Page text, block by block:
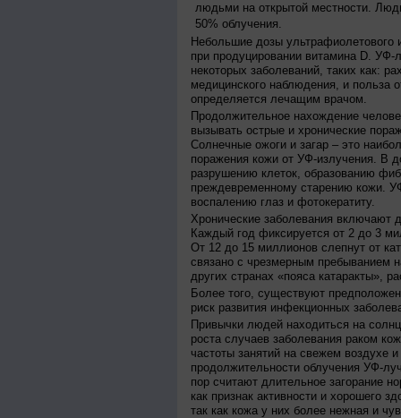
людьми на открытой местности.
50% облучения.
Небольшие дозы ультрафиолетового
при продуцировании витамина D.
некоторых заболеваний, таких как:
медицинского наблюдения, и польза
определяется лечащим врачом.
Продолжительное нахождение
вызывать острые и хронические
Солнечные ожоги и загар – это
поражения кожи от УФ-излучения. В
разрушению клеток, образованию
преждевременному старению кожи.
воспалению глаз и фотокератиту.
Хронические заболевания включают
Каждый год фиксируется от 2 до 3
От 12 до 15 миллионов слепнут от
связано с чрезмерным пребыванием
других странах «пояса катаракты»,
Более того, существуют
риск развития инфекционных
Привычки людей находиться на
роста случаев заболевания раком
частоты занятий на свежем воздухе
продолжительности облучения УФ-
пор считают длительное загорание
как признак активности и хорошего
так как кожа у них более нежная и